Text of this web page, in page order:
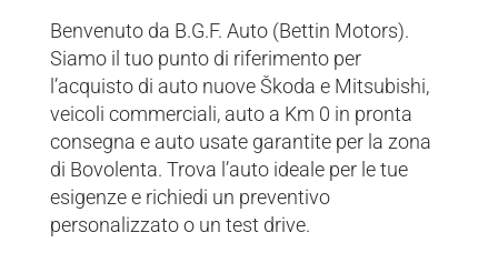
Benvenuto da B.G.F. Auto (Bettin Motors).
Siamo il tuo punto di riferimento per
l’acquisto di auto nuove Škoda e Mitsubishi,
veicoli commerciali, auto a Km 0 in pronta
consegna e auto usate garantite per la zona
di Bovolenta. Trova l’auto ideale per le tue
esigenze e richiedi un preventivo
personalizzato o un test drive.